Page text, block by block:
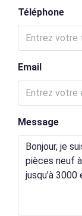
Téléphone
Email
Message